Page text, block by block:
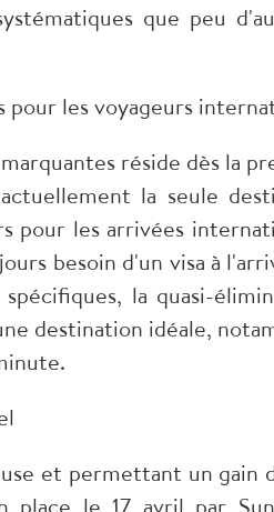
que peu
pour les voyageurs
réside dès la
la seule
pour les arrivées
besoin d'un visa à
la quasi-
destination idéale,
et permettant un gain
le 17 avril par